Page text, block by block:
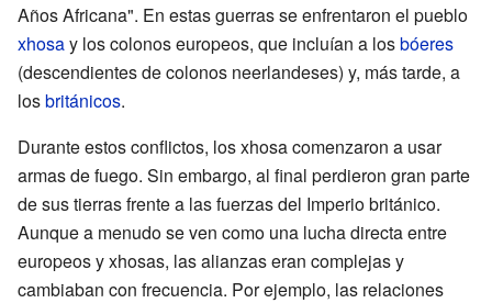
Años Africana". En estas guerras se enfrentaron el pueblo
xhosay los colonos europeos, que incluían a losbóeres
(descendientes de colonos neerlandeses) y, más tarde, a
losbritánicos.
Durante estos conflictos, los xhosa comenzaron a usar
armas de fuego. Sin embargo, al final perdieron gran parte
de sus tierras frente a las fuerzas del Imperio británico.
Aunque a menudo se ven como una lucha directa entre
europeos y xhosas, las alianzas eran complejas y
cambiaban con frecuencia. Por ejemplo, las relaciones